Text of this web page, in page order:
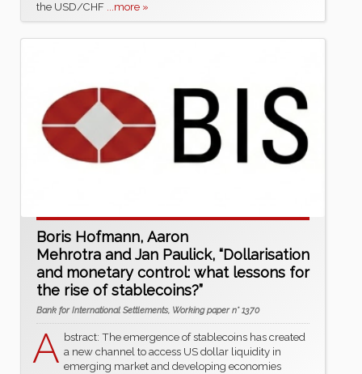
the USD/CHF ...more »
Boris Hofmann, Aaron
Mehrotra and Jan Paulick, “Dollarisation
and monetary control: what lessons for
the rise of stablecoins?”
Bank for International Settlements, Working paper n° 1370
A bstract: The emergence of stablecoins has created
a new channel to access US dollar liquidity in
emerging market and developing economies